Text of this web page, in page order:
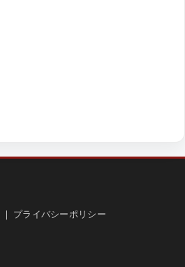
｜ プライバシーポリシー